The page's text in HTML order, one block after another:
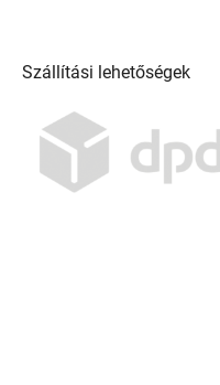
Szállítási lehetőségek